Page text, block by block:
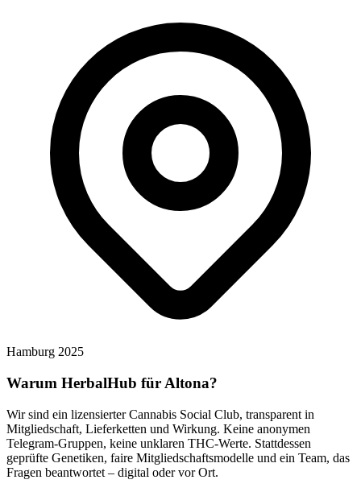
Hamburg 2025
Warum HerbalHub für Altona?
Wir sind ein lizensierter Cannabis Social Club, transparent in
Mitgliedschaft, Lieferketten und Wirkung. Keine anonymen
Telegram-Gruppen, keine unklaren THC-Werte. Stattdessen
geprüfte Genetiken, faire Mitgliedschaftsmodelle und ein Team, das
Fragen beantwortet – digital oder vor Ort.